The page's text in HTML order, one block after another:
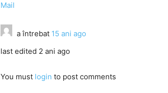
Mail
a întrebat 15 ani ago
last edited 2 ani ago
You must login to post comments